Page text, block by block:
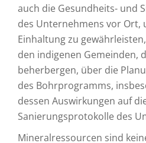
auch die Gesundheits- und
des Unternehmens vor Ort,
Einhaltung zu
den indigenen Gemeinden,
beherbergen, über die
des Bohrprogramms,
dessen Auswirkungen auf
Sanierungsprotokolle des
Mineralressourcen sind